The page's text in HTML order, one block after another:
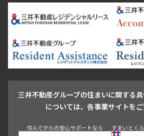
市ヶ谷・神楽坂・飯田橋
三
芝浦・汐留・品川
月島・勝どき・豊洲
本
目白・高田馬場・早稲田
池尻大橋・三軒茶屋
祐天寺・学芸大学・自由
駒沢・用賀・二子玉川
成城・砧
池袋・板
青山 渋谷 東京・大手町 新宿 品川
江東区 台東区
豊島区
杉並区 板橋区 練馬区
葛飾区
江戸川区
三井不動産グループの住まいに関する
については、各事業サイトを
住んでからの安心サポートなら すまいとく